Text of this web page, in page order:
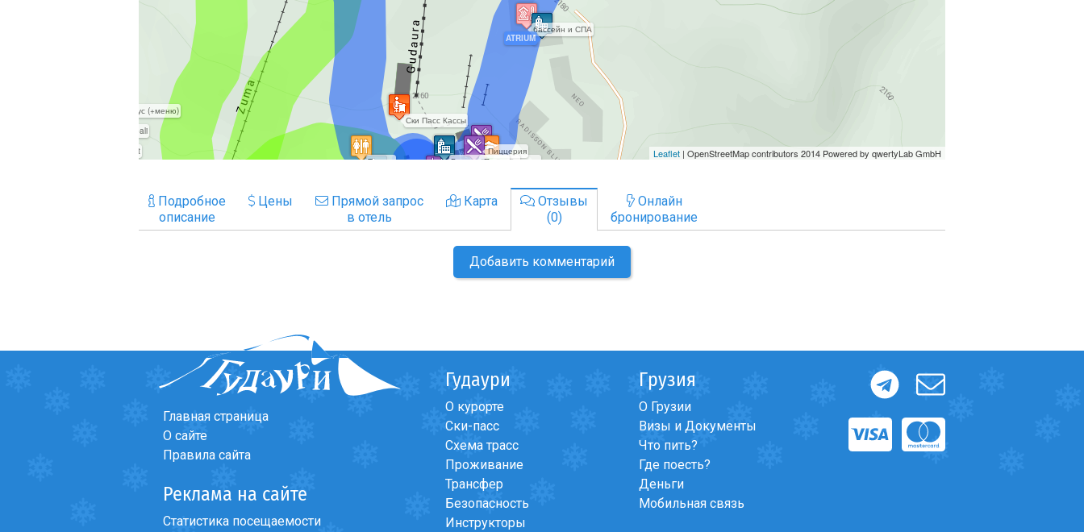
Подробное
описание
Цены
Прямой запрос
в отель
Карта
Отзывы
(0)
Онлайн
бронирование
Добавить комментарий
Главная страница
О сайте
Правила сайта
Реклама на сайте
Статистика посещаемости
Гудаури
О курорте
Ски-пасс
Схема трасс
Проживание
Трансфер
Безопасность
Инструкторы
Грузия
О Грузии
Визы и Документы
Что пить?
Где поесть?
Деньги
Мобильная связь